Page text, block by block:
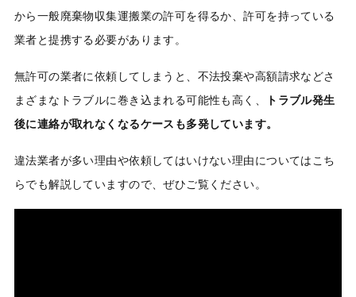
から一般廃棄物収集運搬業の許可を得るか、許可を持っている
業者と提携する必要があります。
無許可の業者に依頼してしまうと、不法投棄や高額請求などさ
まざまなトラブルに巻き込まれる可能性も高く、
トラブル発生
後に連絡が取れなくなるケースも多発しています。
違法業者が多い理由や依頼してはいけない理由についてはこち
らでも解説していますので、ぜひご覧ください。